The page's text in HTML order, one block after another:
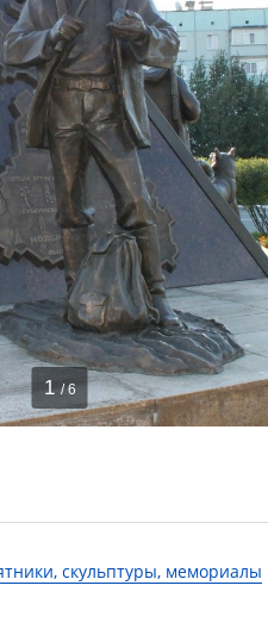
1 / 6
скульптуры, мемориалы